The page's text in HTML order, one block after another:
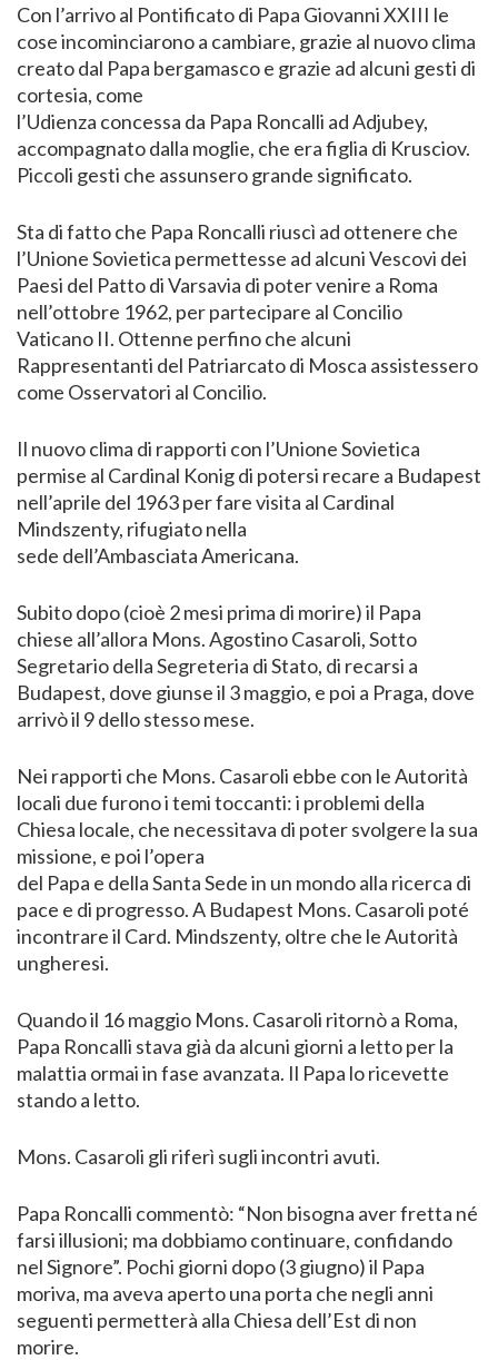
Con l’arrivo al Pontificato di Papa Giovanni XXIII le
cose incominciarono a cambiare, grazie al nuovo clima
creato dal Papa bergamasco e grazie ad alcuni gesti di
cortesia, come
l’Udienza concessa da Papa Roncalli ad Adjubey,
accompagnato dalla moglie, che era figlia di Krusciov.
Piccoli gesti che assunsero grande significato.
Sta di fatto che Papa Roncalli riuscì ad ottenere che
l’Unione Sovietica permettesse ad alcuni Vescovi dei
Paesi del Patto di Varsavia di poter venire a Roma
nell’ottobre 1962, per partecipare al Concilio
Vaticano II. Ottenne perfino che alcuni
Rappresentanti del Patriarcato di Mosca assistessero
come Osservatori al Concilio.
Il nuovo clima di rapporti con l’Unione Sovietica
permise al Cardinal Konig di potersi recare a Budapest
nell’aprile del 1963 per fare visita al Cardinal
Mindszenty, rifugiato nella
sede dell’Ambasciata Americana.
Subito dopo (cioè 2 mesi prima di morire) il Papa
chiese all’allora Mons. Agostino Casaroli, Sotto
Segretario della Segreteria di Stato, di recarsi a
Budapest, dove giunse il 3 maggio, e poi a Praga, dove
arrivò il 9 dello stesso mese.
Nei rapporti che Mons. Casaroli ebbe con le Autorità
locali due furono i temi toccanti: i problemi della
Chiesa locale, che necessitava di poter svolgere la sua
missione, e poi l’opera
del Papa e della Santa Sede in un mondo alla ricerca di
pace e di progresso. A Budapest Mons. Casaroli poté
incontrare il Card. Mindszenty, oltre che le Autorità
ungheresi.
Quando il 16 maggio Mons. Casaroli ritornò a Roma,
Papa Roncalli stava già da alcuni giorni a letto per la
malattia ormai in fase avanzata. Il Papa lo ricevette
stando a letto.
Mons. Casaroli gli riferì sugli incontri avuti.
Papa Roncalli commentò: “Non bisogna aver fretta né
farsi illusioni; ma dobbiamo continuare, confidando
nel Signore”. Pochi giorni dopo (3 giugno) il Papa
moriva, ma aveva aperto una porta che negli anni
seguenti permetterà alla Chiesa dell’Est di non
morire.